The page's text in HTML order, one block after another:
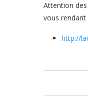
Attention
vous rendant
http://